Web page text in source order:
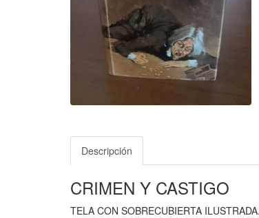
Descripción
CRIMEN Y CASTIGO
TELA CON SOBRECUBIERTA